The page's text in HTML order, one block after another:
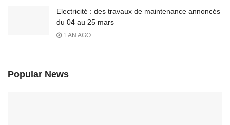
Electricité : des travaux de maintenance annoncés
du 04 au 25 mars
1 AN AGO
Popular News